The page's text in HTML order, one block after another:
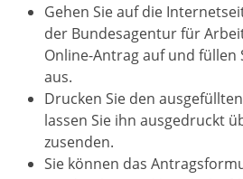
Gehen Sie auf die
der Bundesagentur für
Online-Antrag auf und füllen
aus.
Drucken Sie den
lassen Sie ihn ausgedruckt
zusenden.
Sie können das